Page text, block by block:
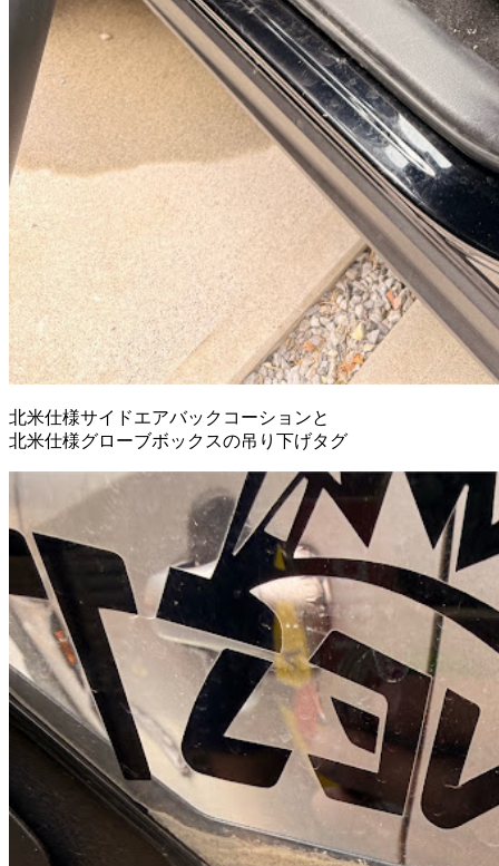
北米仕様サイドエアバックコーションと
北米仕様グローブボックスの吊り下げタグ